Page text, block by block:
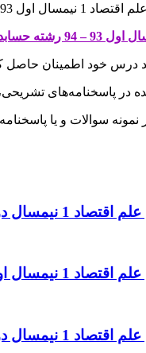
روی لینک زیر کلیک کنید
درس خود اطمینان حاصل
در پاسخنامه‌های
سوالات و یا
– 97 رشته حسابداری
– 97 رشته حسابداری
– 96 رشته حسابداری